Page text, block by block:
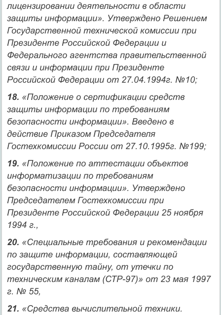
лицензировании деятельности в области
защиты информации». Утверждено Решением
Государственной технической комиссии при
Президенте Российской Федерации и
Федерального агентства правительствен­ной
связи и информации при Президенте
Российской Федерации от 27.04.1994г. №10;
18. «Положение о сертификации средств
защиты информации по требованиям
безопасности информации». Введено в
действие Приказом Председателя
Гостехкомиссии России от 27.10.1995г. №199;
19. «Положение по аттестации объектов
информатизации по требованиям
безопасности информации». Утверждено
Председателем Гостехкомиссии при
Президенте Российской Федерации 25 ноября
1994 г.,
20. «Специальные требования и рекомендации
по защите информации, составляющей
государственную тайну, от утечки по
техническим каналам (СТР-97)» от 23 мая 1997
г. № 55,
21. «Средства вычислительной техники.